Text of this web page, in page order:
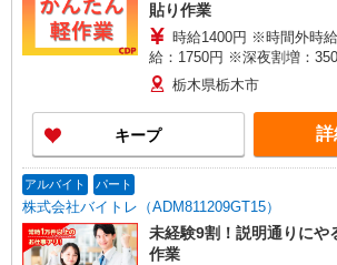
貼り作業
時給1400円 ※時間外時
給：1750円 ※深夜割増：
栃木県栃木市
キープ 詳
アルバイト パート
株式会社バイトレ（ADM811209GT15）
未経験9割！説明通りにや
作業